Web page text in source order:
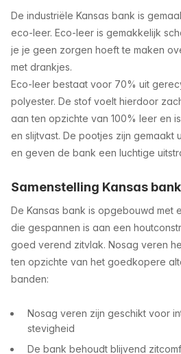
De industriële Kansas bank is
eco-leer. Eco-leer is gemakkelijk
je je geen zorgen hoeft te maken
met drankjes.
Eco-leer bestaat voor 70% uit
polyester. De stof voelt hierdoor
aan ten opzichte van 100% leer en
en slijtvast. De pootjes zijn gemaakt
en geven de bank een luchtige
Samenstelling Kansas bank
De Kansas bank is opgebouwd met
die gespannen is aan een
goed verend zitvlak. Nosag veren
ten opzichte van het goedkopere
banden:
Nosag veren zijn geschikt voor
stevigheid
De bank behoudt blijvend